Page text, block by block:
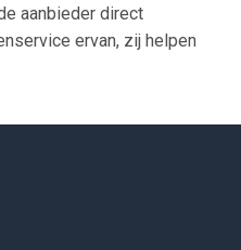
aanbieder direct
ervan, zij helpen